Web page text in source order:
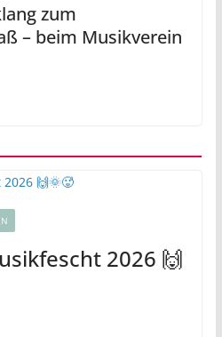
zum
– beim Musikverein
2026 🙌